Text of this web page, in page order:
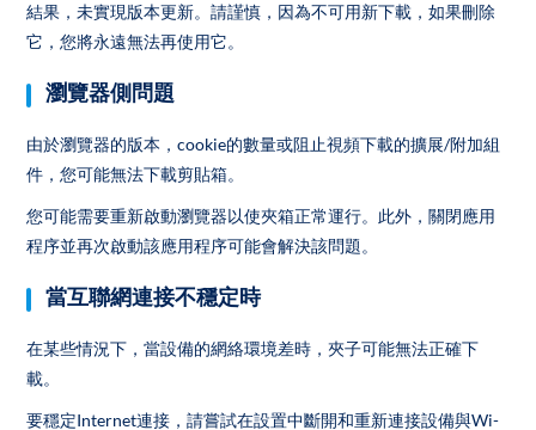
結果，未實現版本更新。請謹慎，因為不可用新下載，如果刪除
它，您將永遠無法再使用它。
瀏覽器側問題
由於瀏覽器的版本，cookie的數量或阻止視頻下載的擴展/附加組
件，您可能無法下載剪貼箱。
您可能需要重新啟動瀏覽器以使夾箱正常運行。此外，關閉應用
程序並再次啟動該應用程序可能會解決該問題。
當互聯網連接不穩定時
在某些情況下，當設備的網絡環境差時，夾子可能無法正確下
載。
要穩定Internet連接，請嘗試在設置中斷開和重新連接設備與Wi-